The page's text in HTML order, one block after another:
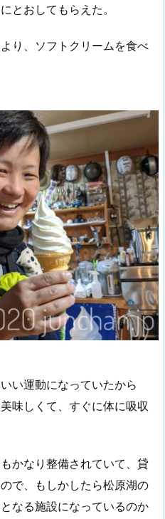
とおしてもらえた。
り、ソフトクリームを食べ
い運動になっていたから
味しくて、すぐに体に吸収
かなり整備されていて、貸
で、もしかしたら松原湖の
なる施設になっているのか